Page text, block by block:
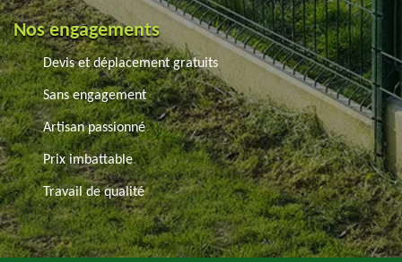
Nos engagements
Devis et déplacement gratuits
Sans engagement
Artisan passionné
Prix imbattable
Travail de qualité